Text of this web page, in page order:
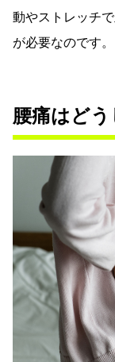
動やストレッチ
が必要なのです。
腰痛はど